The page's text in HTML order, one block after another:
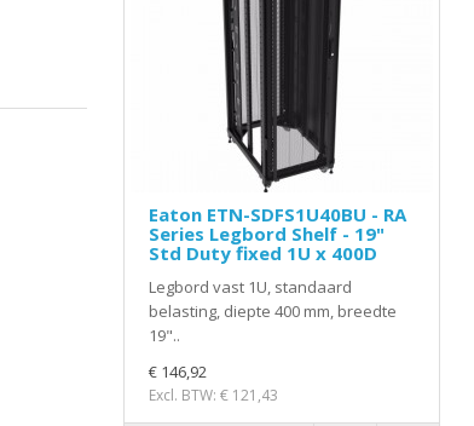
Eaton ETN-SDFS1U40BU - RA
Series Legbord Shelf - 19"
Std Duty fixed 1U x 400D
Legbord vast 1U, standaard
belasting, diepte 400 mm, breedte
19"..
€ 146,92
Excl. BTW: € 121,43